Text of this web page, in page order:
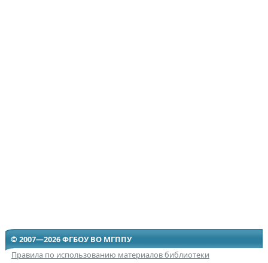
© 2007—2026 ФГБОУ ВО МГППУ
Правила по использованию материалов библиотеки